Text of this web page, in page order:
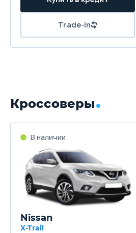
Trade-in
Кроссоверы
В наличии
Nissan
X-Trail